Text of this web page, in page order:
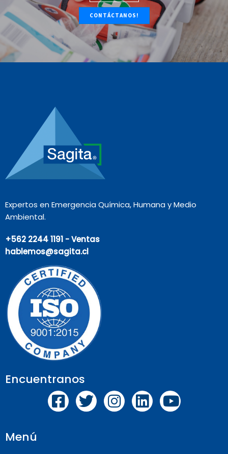
CONTÁCTANOS!
Expertos en Emergencia Química, Humana y Medio
Ambiental.
+562 2244 1191 - Ventas
hablemos@sagita.cl
Encuentranos
Menú